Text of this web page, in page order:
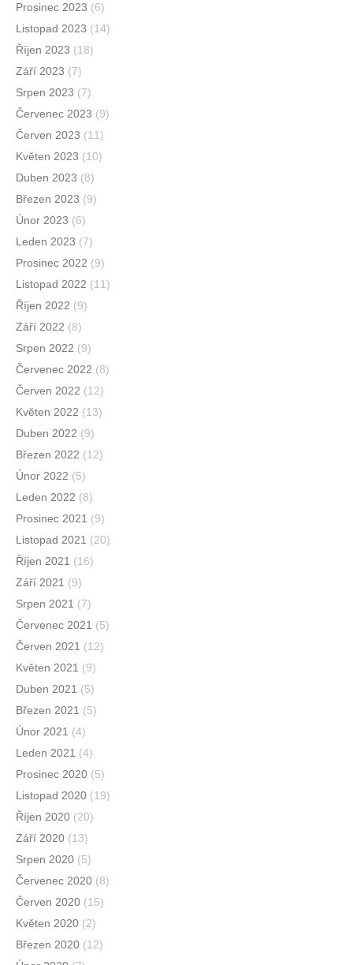
Prosinec 2023 (6)
Listopad 2023 (14)
Říjen 2023 (18)
Září 2023 (7)
Srpen 2023 (7)
Červenec 2023 (9)
Červen 2023 (11)
Květen 2023 (10)
Duben 2023 (8)
Březen 2023 (9)
Únor 2023 (6)
Leden 2023 (7)
Prosinec 2022 (9)
Listopad 2022 (11)
Říjen 2022 (9)
Září 2022 (8)
Srpen 2022 (9)
Červenec 2022 (8)
Červen 2022 (12)
Květen 2022 (13)
Duben 2022 (9)
Březen 2022 (12)
Únor 2022 (5)
Leden 2022 (8)
Prosinec 2021 (9)
Listopad 2021 (20)
Říjen 2021 (16)
Září 2021 (9)
Srpen 2021 (7)
Červenec 2021 (5)
Červen 2021 (12)
Květen 2021 (9)
Duben 2021 (5)
Březen 2021 (5)
Únor 2021 (4)
Leden 2021 (4)
Prosinec 2020 (5)
Listopad 2020 (19)
Říjen 2020 (20)
Září 2020 (13)
Srpen 2020 (5)
Červenec 2020 (8)
Červen 2020 (15)
Květen 2020 (2)
Březen 2020 (12)